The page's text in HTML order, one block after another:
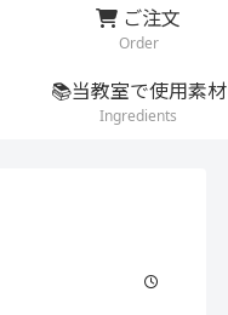
ご注文
Order
📚当教室で使用素材
Ingredients